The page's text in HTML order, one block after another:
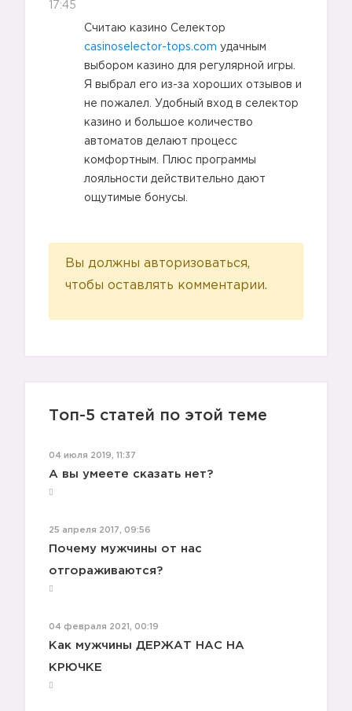
🔟
1️⃣ 1️⃣
17:45
Считаю казино Селектор
casinoselector-tops.com удачным
выбором казино для регулярной игры.
Я выбрал его из-за хороших отзывов и
не пожалел. Удобный вход в селектор
казино и большое количество
автоматов делают процесс
комфортным. Плюс программы
лояльности действительно дают
ощутимые бонусы.
Вы должны авторизоваться,
чтобы оставлять комментарии.
Топ-5 статей по этой теме
04 июля 2019, 11:37
А вы умеете сказать нет?
25 апреля 2017, 09:56
Почему мужчины от нас
отгораживаются?
04 февраля 2021, 00:19
Как мужчины ДЕРЖАТ НАС НА
КРЮЧКЕ